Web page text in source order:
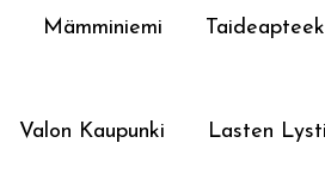
Mämminiemi
Valon Kaupunki Lasten